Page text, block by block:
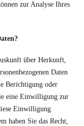
zur Analyse Ihres
über Herkunft,
Daten
Berichtigung oder
eine Einwilligung zur
Einwilligung
haben Sie das Recht,